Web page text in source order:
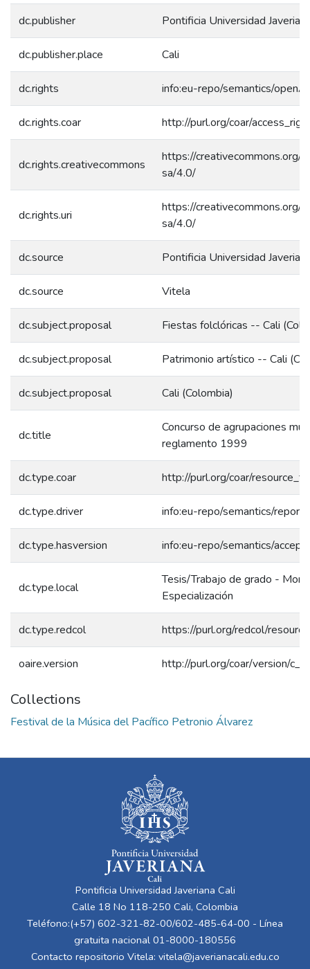
dc.publisher Pontificia Universidad
dc.publisher.place Cali
dc.rights info:eu-repo/semantics/
dc.rights.coar http://purl.org/coar/
dc.rights.creativecommons
https://creativecommons.org/
sa/4.0/
dc.rights.uri
https://creativecommons.org/
sa/4.0/
dc.source Pontificia Universidad
dc.source Vitela
dc.subject.proposal Fiestas folclóricas -- Cali
dc.subject.proposal Patrimonio artístico -- Cali
dc.subject.proposal Cali (Colombia)
dc.title
Concurso de agrupaciones
reglamento 1999
dc.type.coar http://purl.org/coar/
dc.type.driver info:eu-repo/semantics/report
dc.type.hasversion info:eu-repo/semantics/
dc.type.local
Tesis/Trabajo de grado -
Especialización
dc.type.redcol https://purl.org/redcol/
oaire.version http://purl.org/coar/version/
Collections
Festival de la Música del Pacífico Petronio Álvarez
Pontificia Universidad Javeriana Cali
Calle 18 No 118-250 Cali, Colombia
Teléfono:(+57) 602-321-82-00/602-485-64-00 - Línea
gratuita nacional 01-8000-180556
Contacto repositorio Vitela: vitela@javerianacali.edu.co